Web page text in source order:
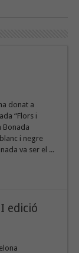
donat a
“Flors i
Bonada
i negre
va ser el ...
edició